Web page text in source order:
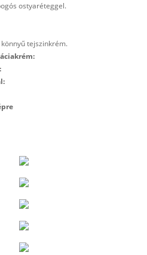
ostyaréteggel.
tejszinkrém.